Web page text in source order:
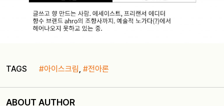
TAGS #아이스크림, #전아론
ABOUT AUTHOR